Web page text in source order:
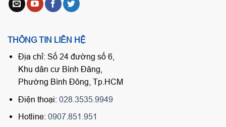
THÔNG TIN LIÊN HỆ
Địa chỉ: Số 24 đường số 6,
Khu dân cư Bình Đăng,
Phường Bình Đông, Tp.HCM
Điện thoại: 028.3535.9949
Hotline: 0907.851.951